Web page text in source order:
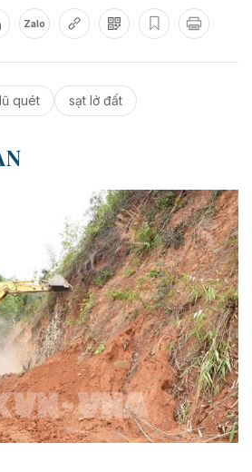
Zalo
quét sạt lở đất